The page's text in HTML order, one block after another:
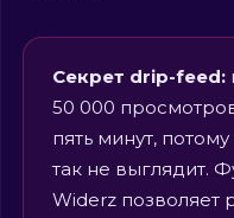
Секрет drip-feed:
50 000
пять минут,
так не выглядит.
Widerz позволяет